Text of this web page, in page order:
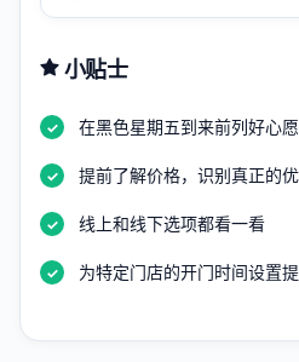
小贴士
在黑色星期五到来前列好心
提前了解价格，识别真正的
线上和线下选项都看一看
为特定门店的开门时间设置